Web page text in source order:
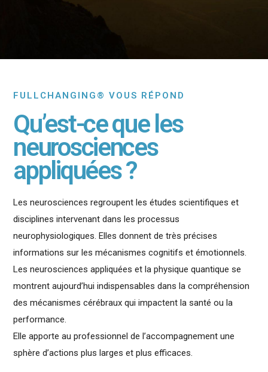
FULLCHANGING® VOUS RÉPOND
Qu’est-ce que les
neurosciences
appliquées ?
Les neurosciences regroupent les études scientifiques et
disciplines intervenant dans les processus
neurophysiologiques. Elles donnent de très précises
informations sur les mécanismes cognitifs et émotionnels.
Les neurosciences appliquées et la physique quantique se
montrent aujourd’hui indispensables dans la compréhension
des mécanismes cérébraux qui impactent la santé ou la
performance.
Elle apporte au professionnel de l’accompagnement une
sphère d’actions plus larges et plus efficaces.